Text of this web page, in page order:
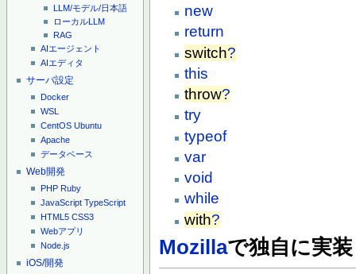
LLM/モデル/日本語
ローカルLLM
RAG
AIエージェント
AIエディタ
サーバ設定
Docker
WSL
CentOS Ubuntu
Apache
データベース
Web開発
PHP Ruby
JavaScript TypeScript
HTML5 CSS3
Webアプリ
Node.js
iOS/開発
new
return
switch?
this
throw?
try
typeof
var
void
while
with?
Mozillaで独自に実装